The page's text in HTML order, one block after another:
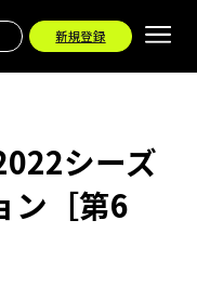
新規登録
シーズ
ン［第6